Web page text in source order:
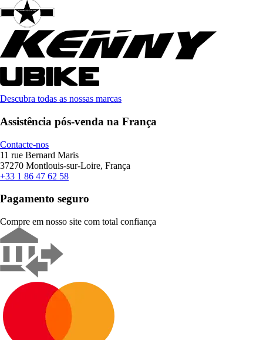
Descubra todas as nossas marcas
Assistência pós-venda na França
Contacte-nos
11 rue Bernard Maris
37270 Montlouis-sur-Loire, França
+33 1 86 47 62 58
Pagamento seguro
Compre em nosso site com total confiança